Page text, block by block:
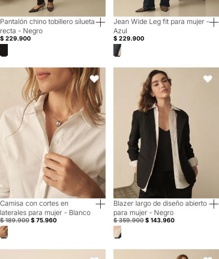
40% Off
Pantalón chino tobillero silueta
recta - Negro
$ 229.900
40% Off
Jean Wide Leg fit para mujer -
Azul
$ 229.900
Camisa con cortes en laterales para mujer - Blanco
60% Off
Camisa con cortes en
laterales para mujer - Blanco
$ 189.900 $ 75.960
Favoritos
Blazer largo de diseño abierto
60% Off
Blazer largo de diseño abierto
para mujer - Negro
$ 359.900 $ 143.960
Jean Slim en black denim para